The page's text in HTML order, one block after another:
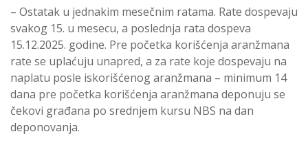
– Ostatak u jednakim mesečnim ratama. Rate dospevaju
svakog 15. u mesecu, a poslednja rata dospeva
15.12.2025. godine. Pre početka korišćenja aranžmana
rate se uplaćuju unapred, a za rate koje dospevaju na
naplatu posle iskorišćenog aranžmana – minimum 14
dana pre početka korišćenja aranžmana deponuju se
čekovi građana po srednjem kursu NBS na dan
deponovanja.